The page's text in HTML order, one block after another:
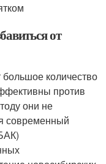
от
количество
против
они не
современный